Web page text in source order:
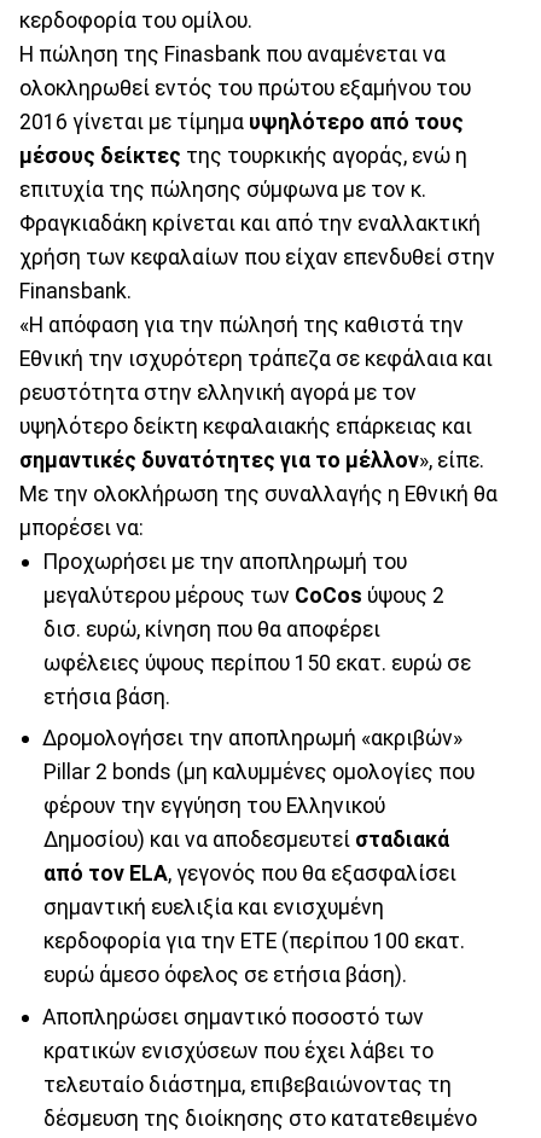
κερδοφορία του ομίλου.
Η πώληση της Finasbank που αναμένεται να
ολοκληρωθεί εντός του πρώτου εξαμήνου του
2016 γίνεται με τίμημα υψηλότερο από τους
μέσους δείκτες της τουρκικής αγοράς, ενώ η
επιτυχία της πώλησης σύμφωνα με τον κ.
Φραγκιαδάκη κρίνεται και από την εναλλακτική
χρήση των κεφαλαίων που είχαν επενδυθεί στην
Finansbank.
«Η απόφαση για την πώλησή της καθιστά την
Εθνική την ισχυρότερη τράπεζα σε κεφάλαια και
ρευστότητα στην ελληνική αγορά με τον
υψηλότερο δείκτη κεφαλαιακής επάρκειας και
σημαντικές δυνατότητες για το μέλλον», είπε.
Με την ολοκλήρωση της συναλλαγής η Εθνική θα
μπορέσει να:
Προχωρήσει με την αποπληρωμή του
μεγαλύτερου μέρους των CoCos ύψους 2
δισ. ευρώ, κίνηση που θα αποφέρει
ωφέλειες ύψους περίπου 150 εκατ. ευρώ σε
ετήσια βάση.
Δρομολογήσει την αποπληρωμή «ακριβών»
Pillar 2 bonds (μη καλυμμένες ομολογίες που
φέρουν την εγγύηση του Ελληνικού
Δημοσίου) και να αποδεσμευτεί σταδιακά
από τον ELA, γεγονός που θα εξασφαλίσει
σημαντική ευελιξία και ενισχυμένη
κερδοφορία για την ΕΤΕ (περίπου 100 εκατ.
ευρώ άμεσο όφελος σε ετήσια βάση).
Αποπληρώσει σημαντικό ποσοστό των
κρατικών ενισχύσεων που έχει λάβει το
τελευταίο διάστημα, επιβεβαιώνοντας τη
δέσμευση της διοίκησης στο κατατεθειμένο